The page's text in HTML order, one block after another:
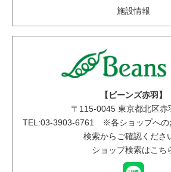
施設情報
【ビーンズ赤羽】
〒 115-0045東京都北区赤
TEL:03-3903-6761 ※各ショップへの
検索からご確認くださ
ショップ検索はこち